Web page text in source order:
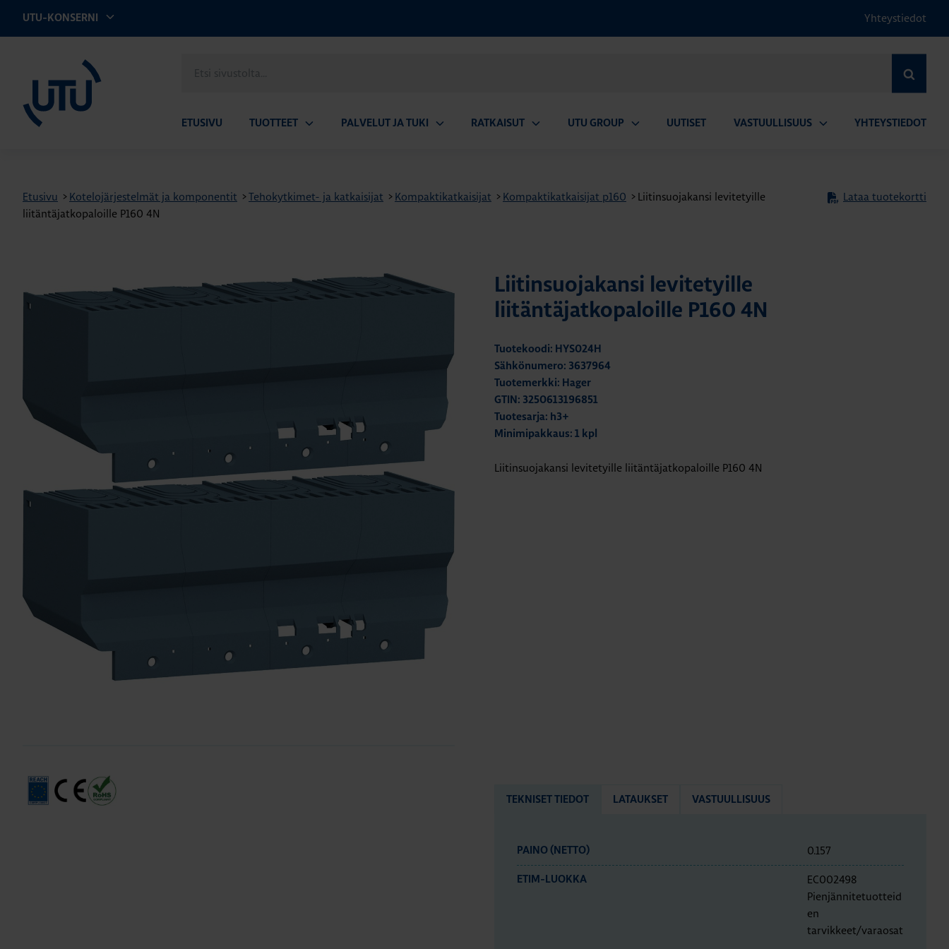
UTU-KONSERNI Yhteystiedot
sivustolta
ETUSIVU TUOTTEET PALVELUT JA TUKI RATKAISUT UTU GROUP UUTISET VASTUULLISUUS YHTEYSTIEDOT
Etusivu > Kotelojärjestelmät ja komponentit >Tehokytkimet- ja katkaisijat > Kompaktikatkaisijat > Kompaktikatkaisijat p160 > Liitinsuojakansi levitetyille
liitäntäjatkopaloille P160 4N
Lataa tuotekortti
Liitinsuojakansi levitetyille
liitäntäjatkopaloille P160 4N
Tuotekoodi: HYS024H
Sähkönumero: 3637964
Tuotemerkki: Hager
GTIN: 3250613196851
Tuotesarja: h3+
Minimipakkaus: 1 kpl
Liitinsuojakansi levitetyille liitäntäjatkopaloille P160 4N
TEKNISET TIEDOT LATAUKSET VASTUULLISUUS
PAINO (NETTO) 0.157
ETIM-LUOKKA
EC002498
Pienjännitetuotteid
en
tarvikkeet/varaosat